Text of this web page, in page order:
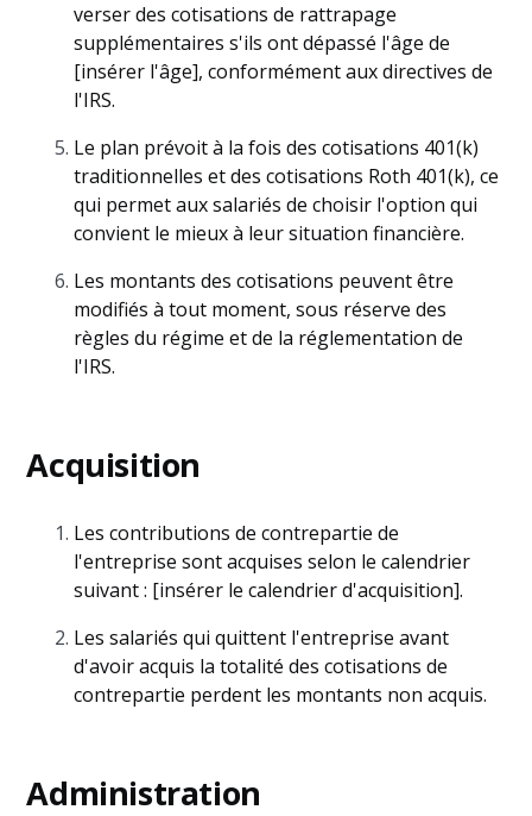
verser des cotisations de rattrapage
supplémentaires s'ils ont dépassé l'âge de
[insérer l'âge], conformément aux directives de
l'IRS.
Le plan prévoit à la fois des cotisations 401(k)
traditionnelles et des cotisations Roth 401(k), ce
qui permet aux salariés de choisir l'option qui
convient le mieux à leur situation financière.
Les montants des cotisations peuvent être
modifiés à tout moment, sous réserve des
règles du régime et de la réglementation de
l'IRS.
Acquisition
Les contributions de contrepartie de
l'entreprise sont acquises selon le calendrier
suivant : [insérer le calendrier d'acquisition].
Les salariés qui quittent l'entreprise avant
d'avoir acquis la totalité des cotisations de
contrepartie perdent les montants non acquis.
Administration